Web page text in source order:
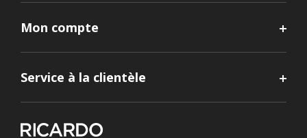
Mon compte
Service à la clientèle